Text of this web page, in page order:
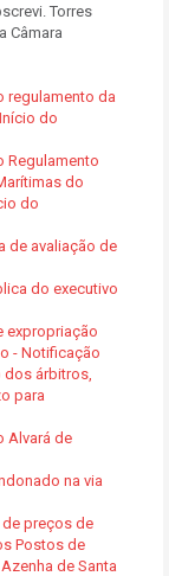
Torres
Câmara
regulamento da
do
Regulamento
do
do
de avaliação de
do executivo
expropriação
- Notificação
dos árbitros,
para
Alvará de
na via
de preços de
Postos de
de Santa